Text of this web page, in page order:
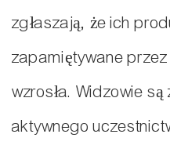
zgłaszają, że ich
zapamiętywane
wzrosła. Widzowie
aktywnego